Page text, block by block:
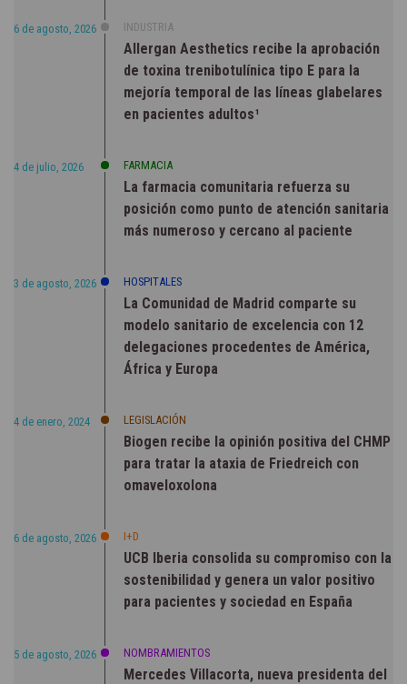
6 de agosto, 2026 INDUSTRIA
Allergan Aesthetics recibe la aprobación
de toxina trenibotulínica tipo E para la
mejoría temporal de las líneas glabelares
en pacientes adultos¹
4 de julio, 2026 FARMACIA
La farmacia comunitaria refuerza su
posición como punto de atención sanitaria
más numeroso y cercano al paciente
3 de agosto, 2026 HOSPITALES
La Comunidad de Madrid comparte su
modelo sanitario de excelencia con 12
delegaciones procedentes de América,
África y Europa
4 de enero, 2024 LEGISLACIÓN
Biogen recibe la opinión positiva del CHMP
para tratar la ataxia de Friedreich con
omaveloxolona
6 de agosto, 2026 I+D
UCB Iberia consolida su compromiso con la
sostenibilidad y genera un valor positivo
para pacientes y sociedad en España
5 de agosto, 2026 NOMBRAMIENTOS
Mercedes Villacorta, nueva presidenta del